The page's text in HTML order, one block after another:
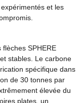
et les
SPHERE
stables. Le carbone
spécifique dans
de 30 tonnes par
élevée du
plates, un